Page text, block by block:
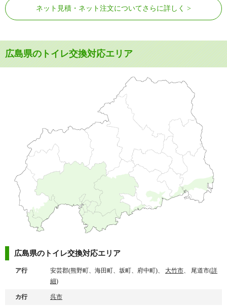
ネット見積・ネット注文についてさらに詳しく
広島県のトイレ交換対応エリア
広島県のトイレ交換対応エリア
ア行 安芸郡(熊野町、海田町、坂町、府中町)、 大竹市、 尾道市(詳
細)
カ行 呉市